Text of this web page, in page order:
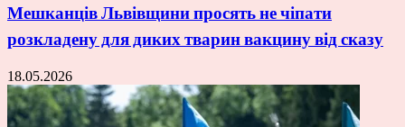
Мешканців Львівщини просять не чіпати
розкладену для диких тварин вакцину від сказу
18.05.2026